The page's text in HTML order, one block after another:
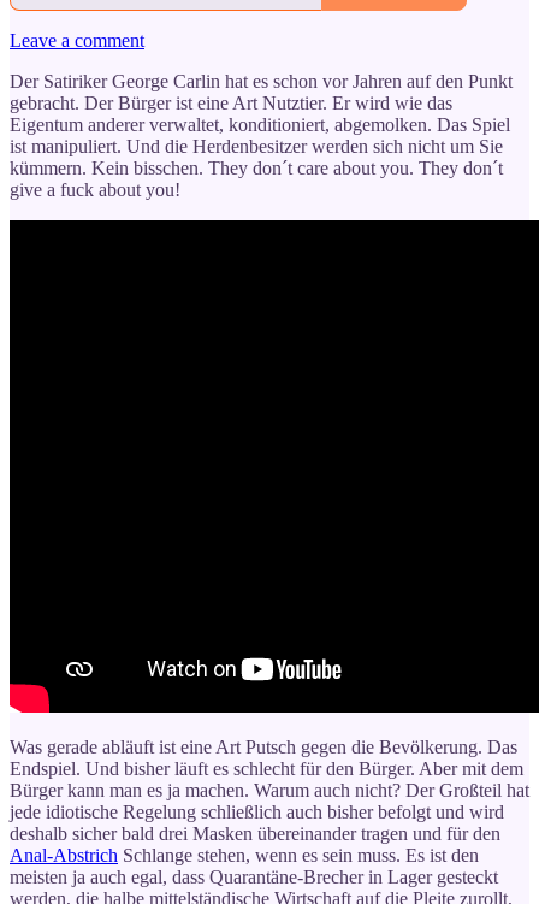
Leave a comment
Der Satiriker George Carlin hat es schon vor Jahren auf den Punkt
gebracht. Der Bürger ist eine Art Nutztier. Er wird wie das
Eigentum anderer verwaltet, konditioniert, abgemolken. Das Spiel
ist manipuliert. Und die Herdenbesitzer werden sich nicht um Sie
kümmern. Kein bisschen. They don´t care about you. They don´t
give a fuck about you!
Was gerade abläuft ist eine Art Putsch gegen die Bevölkerung. Das
Endspiel. Und bisher läuft es schlecht für den Bürger. Aber mit dem
Bürger kann man es ja machen. Warum auch nicht? Der Großteil hat
jede idiotische Regelung schließlich auch bisher befolgt und wird
deshalb sicher bald drei Masken übereinander tragen und für den
Anal-Abstrich Schlange stehen, wenn es sein muss. Es ist den
meisten ja auch egal, dass Quarantäne-Brecher in Lager gesteckt
werden, die halbe mittelständische Wirtschaft auf die Pleite zurollt,